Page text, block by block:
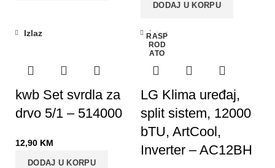
DODAJ U KORPU
Izlaz
kwb Set svrdla za
drvo 5/1 – 514000
12,90 KM
DODAJ U KORPU
RASP
ROD
ATO
Izlaz
LG Klima uređaj,
split sistem, 12000
bTU, ArtCool,
Inverter – AC12BH